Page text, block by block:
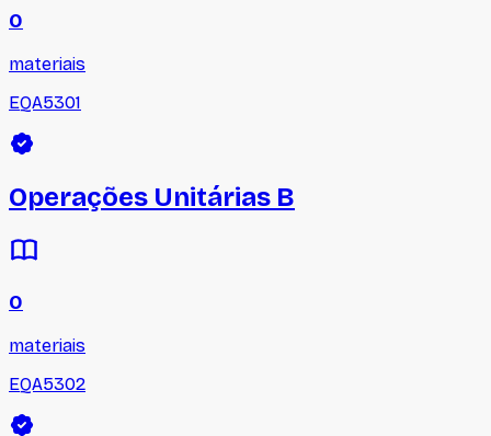
0
materiais
EQA5301
Operações Unitárias B
0
materiais
EQA5302